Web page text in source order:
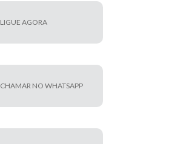
LIGUE AGORA
CHAMAR NO WHATSAPP